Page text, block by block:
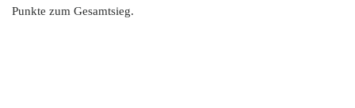
Punkte zum Gesamtsieg.